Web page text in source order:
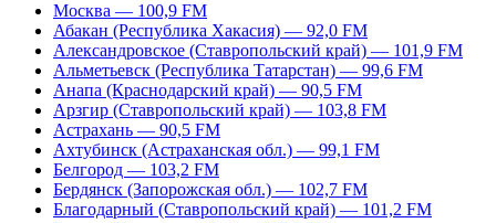
Москва — 100,9 FM
Абакан (Республика Хакасия) — 92,0 FM
Александровское (Ставропольский край) — 101,9 FM
Альметьевск (Республика Татарстан) — 99,6 FM
Анапа (Краснодарский край) — 90,5 FM
Арзгир (Ставропольский край) — 103,8 FM
Астрахань — 90,5 FM
Ахтубинск (Астраханская обл.) — 99,1 FM
Белгород — 103,2 FM
Бердянск (Запорожская обл.) — 102,7 FM
Благодарный (Ставропольский край) — 101,2 FM